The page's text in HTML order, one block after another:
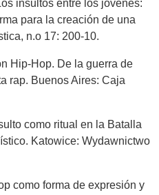
insultos entre los jóvenes:
para la creación de una
n.o 17: 200-10.
Hip-Hop. De la guerra de
rap. Buenos Aires: Caja
como ritual en la Batalla
Katowice: Wydawnictwo
como forma de expresión y